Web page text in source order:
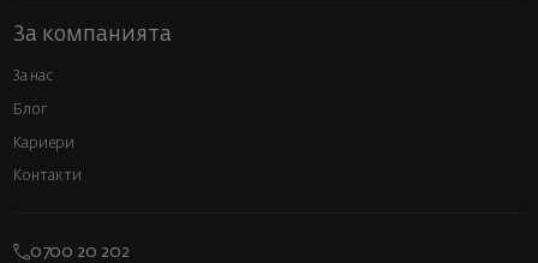
За компанията
За нас
Блог
Кариери
Контакти
0700 20 202